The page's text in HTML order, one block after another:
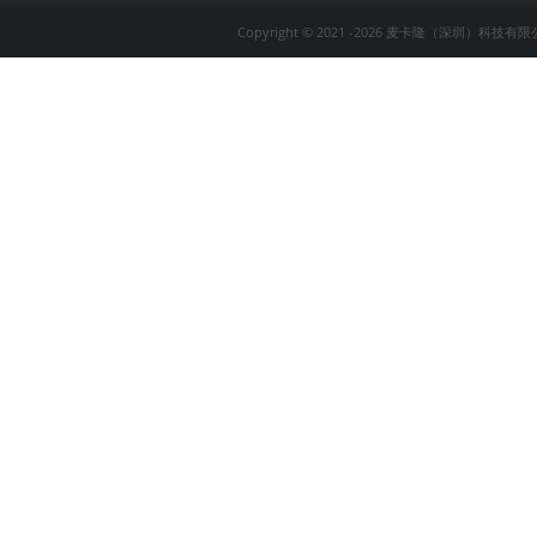
Copyright © 2021 -2026 麦卡隆（深圳）科技有